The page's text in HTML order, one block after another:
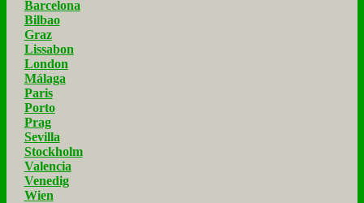
Barcelona
Bilbao
Graz
Lissabon
London
Málaga
Paris
Porto
Prag
Sevilla
Stockholm
Valencia
Venedig
Wien